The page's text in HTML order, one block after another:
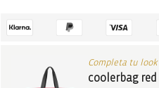
Completa tu look
coolerbag red